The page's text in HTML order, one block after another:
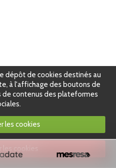
dépôt de cookies destinés au
à l'affichage des boutons de
contenus des plateformes
les cookies
cookies